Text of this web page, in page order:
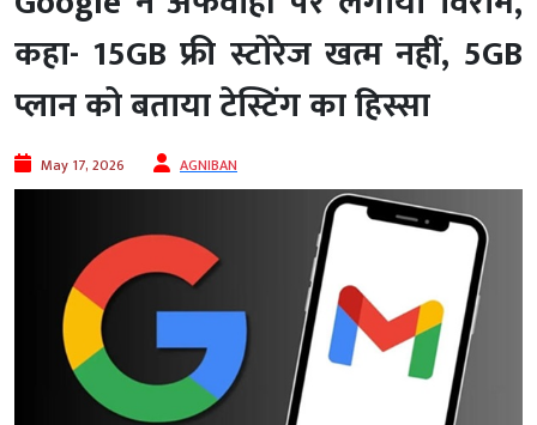
कहा- 15GB फ्री स्टोरेज खत्म नहीं, 5GB
प्लान को बताया टेस्टिंग का हिस्सा
May 17, 2026 AGNIBAN